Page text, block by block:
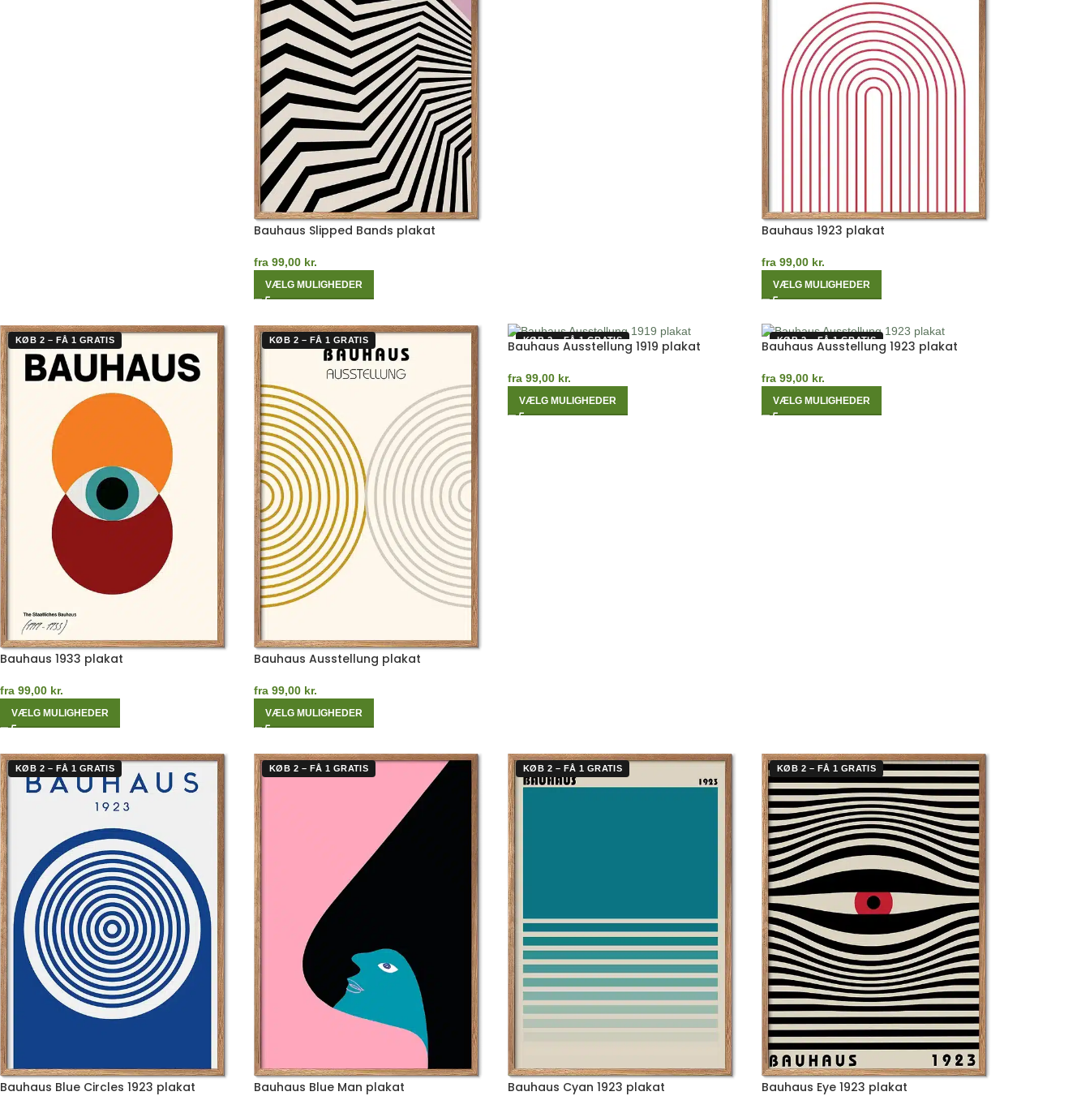
Bauhaus Slipped Bands plakat
fra 99,00 kr.
VÆLG MULIGHEDER
Bauhaus 1923 plakat
fra 99,00 kr.
VÆLG MULIGHEDER
KØB 2 – FÅ 1 GRATIS
Bauhaus 1933 plakat
fra 99,00 kr.
VÆLG MULIGHEDER
KØB 2 – FÅ 1 GRATIS
Bauhaus Ausstellung plakat
fra 99,00 kr.
VÆLG MULIGHEDER
KØB 2 – FÅ 1 GRATIS
Bauhaus Ausstellung 1919 plakat
fra 99,00 kr.
VÆLG MULIGHEDER
KØB 2 – FÅ 1 GRATIS
Bauhaus Ausstellung 1923 plakat
fra 99,00 kr.
VÆLG MULIGHEDER
KØB 2 – FÅ 1 GRATIS
Bauhaus Blue Circles 1923 plakat
KØB 2 – FÅ 1 GRATIS
Bauhaus Blue Man plakat
KØB 2 – FÅ 1 GRATIS
Bauhaus Cyan 1923 plakat
KØB 2 – FÅ 1 GRATIS
Bauhaus Eye 1923 plakat